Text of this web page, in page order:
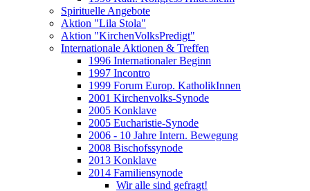
Spirituelle Angebote
Aktion "Lila Stola"
Aktion "KirchenVolksPredigt"
Internationale Aktionen & Treffen
1996 Internationaler Beginn
1997 Incontro
1999 Forum Europ. KatholikInnen
2001 Kirchenvolks-Synode
2005 Konklave
2005 Eucharistie-Synode
2006 - 10 Jahre Intern. Bewegung
2008 Bischofssynode
2013 Konklave
2014 Familiensynode
Wir alle sind gefragt!